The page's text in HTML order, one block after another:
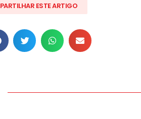
PARTILHAR ESTE ARTIGO